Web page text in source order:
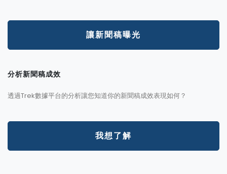
讓新聞稿曝光
分析新聞稿成效
透過Trek數據平台的分析讓您知道你的新聞稿成效表現如何？
我想了解